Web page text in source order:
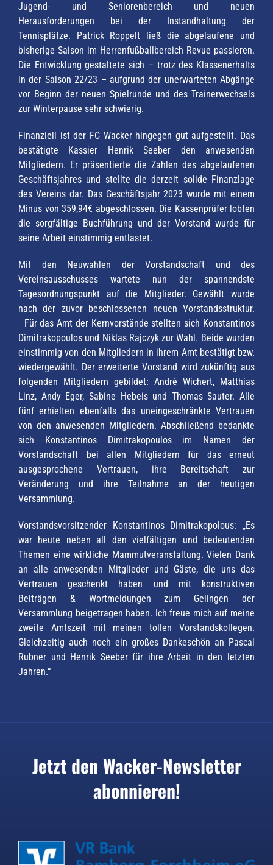
Jugend- und Seniorenbereich und neuen
Herausforderungen bei der Instandhaltung der
Tennisplätze. Patrick Roppelt ließ die abgelaufene und
bisherige Saison im Herrenfußballbereich Revue passieren.
Die Entwicklung gestaltete sich – trotz des Klassenerhalts
in der Saison 22/23 – aufgrund der unerwarteten Abgänge
vor Beginn der neuen Spielrunde und des Trainerwechsels
zur Winterpause sehr schwierig.
Finanziell ist der FC Wacker hingegen gut aufgestellt. Das
bestätigte Kassier Henrik Seeber den anwesenden
Mitgliedern. Er präsentierte die Zahlen des abgelaufenen
Geschäftsjahres und stellte die derzeit solide Finanzlage
des Vereins dar. Das Geschäftsjahr 2023 wurde mit einem
Minus von 359,94€ abgeschlossen. Die Kassenprüfer lobten
die sorgfältige Buchführung und der Vorstand wurde für
seine Arbeit einstimmig entlastet.
Mit den Neuwahlen der Vorstandschaft und des
Vereinsausschusses wartete nun der spannendste
Tagesordnungspunkt auf die Mitglieder. Gewählt wurde
nach der zuvor beschlossenen neuen Vorstandsstruktur.
Für das Amt der Kernvorstände stellten sich Konstantinos
Dimitrakopoulos und Niklas Rajczyk zur Wahl. Beide wurden
einstimmig von den Mitgliedern in ihrem Amt bestätigt bzw.
wiedergewählt. Der erweiterte Vorstand wird zukünftig aus
folgenden Mitgliedern gebildet: André Wichert, Matthias
Linz, Andy Eger, Sabine Hebeis und Thomas Sauter. Alle
fünf erhielten ebenfalls das uneingeschränkte Vertrauen
von den anwesenden Mitgliedern. Abschließend bedankte
sich Konstantinos Dimitrakopoulos im Namen der
Vorstandschaft bei allen Mitgliedern für das erneut
ausgesprochene Vertrauen, ihre Bereitschaft zur
Veränderung und ihre Teilnahme an der heutigen
Versammlung.
Vorstandsvorsitzender Konstantinos Dimitrakopolous: „Es
war heute neben all den vielfältigen und bedeutenden
Themen eine wirkliche Mammutveranstaltung. Vielen Dank
an alle anwesenden Mitglieder und Gäste, die uns das
Vertrauen geschenkt haben und mit konstruktiven
Beiträgen & Wortmeldungen zum Gelingen der
Versammlung beigetragen haben. Ich freue mich auf meine
zweite Amtszeit mit meinen tollen Vorstandskollegen.
Gleichzeitig auch noch ein großes Dankeschön an Pascal
Rubner und Henrik Seeber für ihre Arbeit in den letzten
Jahren.“
Jetzt den Wacker-Newsletter
abonnieren!